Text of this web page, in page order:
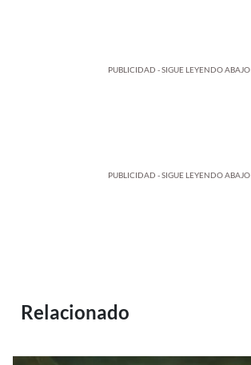
PUBLICIDAD - SIGUE LEYENDO ABAJO
PUBLICIDAD - SIGUE LEYENDO ABAJO
Relacionado